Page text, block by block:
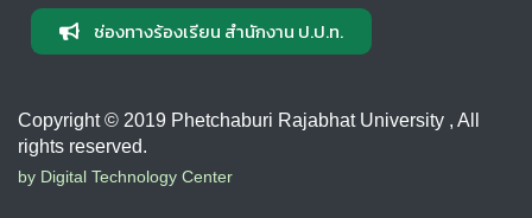
ช่องทางร้องเรียน สำนักงาน ป.ป.ท.
Copyright © 2019 Phetchaburi Rajabhat University , All
rights reserved.
by Digital Technology Center